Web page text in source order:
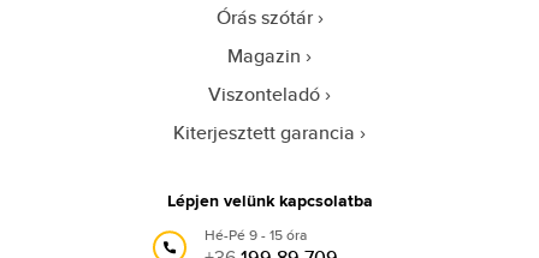
Órás szótár
Magazin
Viszonteladó
Kiterjesztett garancia
Lépjen velünk kapcsolatba
Hé-Pé 9 - 15 óra